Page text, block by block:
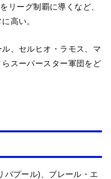
リーグ制覇に導くなど、
高い。
、セルヒオ・ラモス、マ
スーパースター軍団をど
バプール)、ブレール・エ